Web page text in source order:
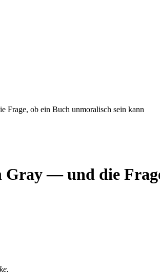
ob ein Buch unmoralisch sein kann
Gray — und die